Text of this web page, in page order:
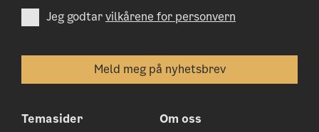
Jeg godtarvilkårene for personvern
Temasider
Om oss